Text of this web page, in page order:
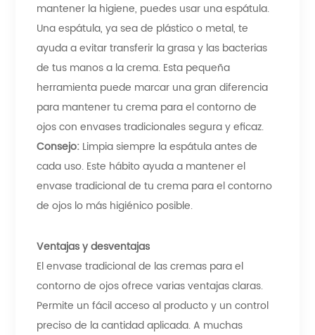
mantener la higiene, puedes usar una espátula.
Una espátula, ya sea de plástico o metal, te
ayuda a evitar transferir la grasa y las bacterias
de tus manos a la crema. Esta pequeña
herramienta puede marcar una gran diferencia
para mantener tu crema para el contorno de
ojos con envases tradicionales segura y eficaz.
Consejo: Limpia siempre la espátula antes de
cada uso. Este hábito ayuda a mantener el
envase tradicional de tu crema para el contorno
de ojos lo más higiénico posible.
Ventajas y desventajas
El envase tradicional de las cremas para el
contorno de ojos ofrece varias ventajas claras.
Permite un fácil acceso al producto y un control
preciso de la cantidad aplicada. A muchas